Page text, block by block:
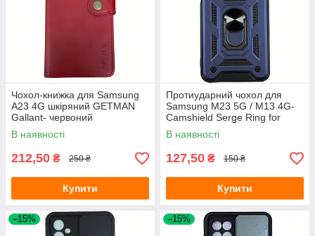
Чохол-книжка для Samsung
A23 4G шкіряний GETMAN
Gallant- червоний
В наявності
212,50 ₴ 250 ₴
Купити
Протиударний чохол для
Samsung M23 5G / M13 4G-
Camshield Serge Ring for
Magnet синій
В наявності
127,50 ₴ 150 ₴
Купити
–15% –15%